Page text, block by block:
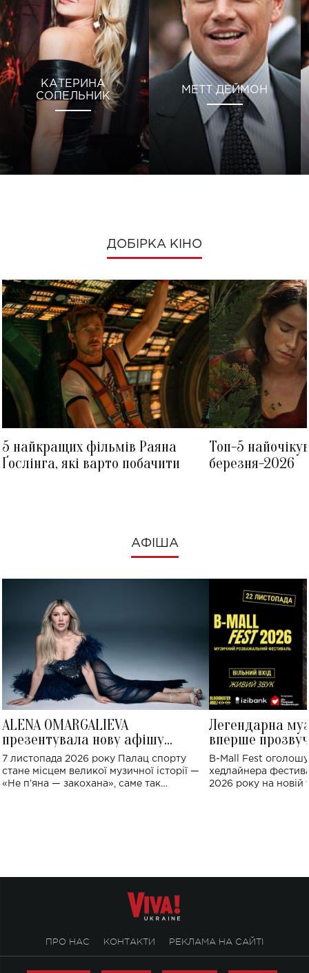
КАТЕРИНА
СОПЕЛЬНИК
МЕТТ ДЕЙМОН
ДОБІРКА КІНО
5 найкращих фільмів Раяна
Ґослінга, які варто побачити
Топ-5
березня-2026
АФІША
ALENA OMARGALIEVA
презентувала нову афішу
великого концерту в Палаці
спорту
7 листопада 2026 року Палац спорту
стане місцем великої музичної історії —
«Не пʼяна — закохана», саме так
Легендарна
вперше
Україні: де
B-Mall Fest
хедлайнера
2026 року на новій
ПРО НАС КОНТАКТИ РЕКЛАМА НА САЙТІ